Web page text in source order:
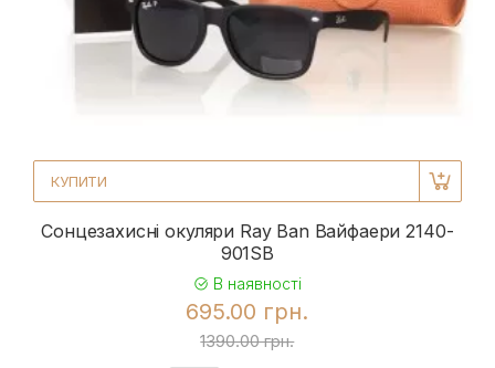
КУПИТИ
Сонцезахисні окуляри Ray Ban Вайфаери 2140-
901SB
В наявності
695.00 грн.
1390.00 грн.